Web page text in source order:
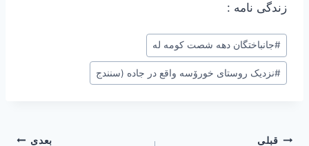
زندگی نامه :
برچسب‌های
نوشته:
#جانباختگان دهه شصت کومه له
#نزدیک روستای خورۆسە واقع در جاده (سنندج
قبلی بعدی